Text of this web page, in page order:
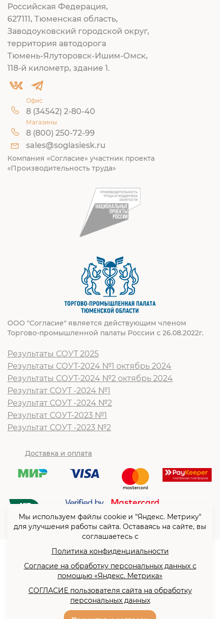
Российская Федерация,
627111, Тюменская область,
Заводоуковский городской округ,
территория автодорога
Тюмень-Ялуторовск-Ишим-Омск,
118-й километр, здание 1.
Офис
8 (34542) 2-80-40
Магазины
8 (800) 250-72-99
sales@soglasiesk.ru
Компания «Согласие» участник проекта
«Производительность труда»
ООО "Согласие" является действующим членом
Торгово-промышленной палаты России с 26.08.2022г.
Результаты СОУТ 2025
Результаты СОУТ-2024 №1 октябрь 2024
Результаты СОУТ-2024 №2 октябрь 2024
Результат СОУТ -2024 №1
Результат СОУТ -2024 №2
Результат СОУТ-2023 №1
Результат СОУТ -2023 №2
Доставка и оплата
© ООО “Согласие”2026
Политика конфиденциальности
Согласие на обработку
персональных данных с
помощью «Яндекс. Метрика»
Разработка сайта -
Мы используем файлы cookie и "Яндекс. Метрику"
для улучшения работы сайта. Оставаясь на сайте, вы
соглашаетесь с
Политика конфиденциальности
Согласие на обработку персональных данных с
помощью «Яндекс. Метрика»
СОГЛАСИЕ пользователя сайта на обработку
персональных данных